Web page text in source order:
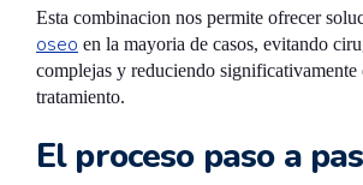
Esta combinacion nos permite ofrecer
oseo en la mayoria de casos, evitando
complejas y reduciendo significativamente
tratamiento.
El proceso paso a